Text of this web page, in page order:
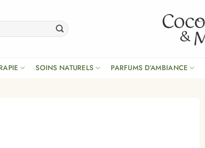
SOINS NATURELS PARFUMS D’AMBIANCE